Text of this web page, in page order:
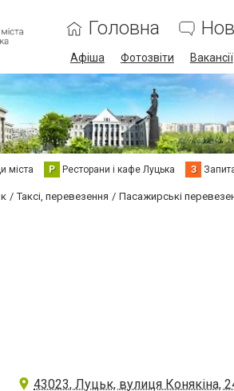
Головна
Афіша Фотозвіти Вакансії
міста Р Ресторани і кафе Луцька З
Таксі, перевезення Пасажирські
43023, Луцьк, вулиця Конякіна,